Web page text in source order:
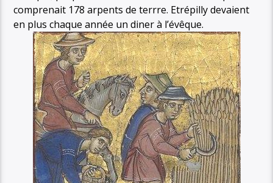
comprenait 178 arpents de terrre. Etrépilly devaient
en plus chaque année un diner à l’évêque.